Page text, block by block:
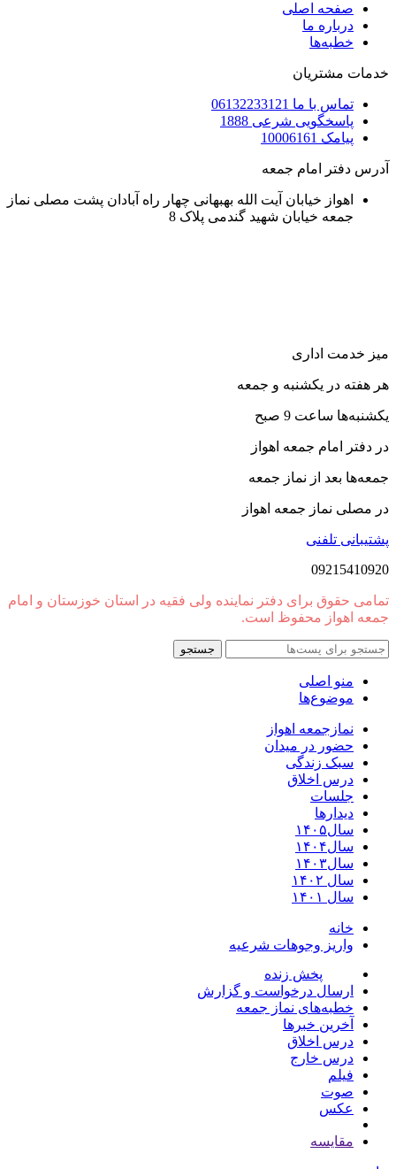
صفحه اصلی
درباره ما
خطبه‌ها
خدمات مشتریان
تماس با ما 06132233121
پاسخگویی شرعی 1888
پیامک 10006161
آدرس دفتر امام جمعه
اهواز خیابان آیت الله بهبهانی چهار راه آبادان پشت مصلی نماز
جمعه خیابان شهید گندمی پلاک 8
میز خدمت اداری
هر هفته در یکشنبه و جمعه
یکشنبه‌ها ساعت 9 صبح
در دفتر امام جمعه اهواز
جمعه‌ها بعد از نماز جمعه
در مصلی نماز جمعه اهواز
پشتیبانی تلفنی
09215410920
تمامی حقوق برای دفتر نماینده ولی فقیه در استان خوزستان و امام
جمعه اهواز محفوظ است.
جستجو
منو اصلی
موضوع‌ها
نمازجمعه اهواز
حضور در میدان
سبک زندگی
درس اخلاق
جلسات
دیدارها
سال۱۴۰۵
سال۱۴۰۴
سال۱۴۰۳
سال ۱۴۰۲
سال ۱۴۰۱
خانه
واریز وجوهات شرعیه
پخش زنده
ارسال درخواست و گزارش
خطبه‌های نماز جمعه
آخرین خبرها
درس اخلاق
درس خارج
فیلم
صوت
عکس
مقايسه